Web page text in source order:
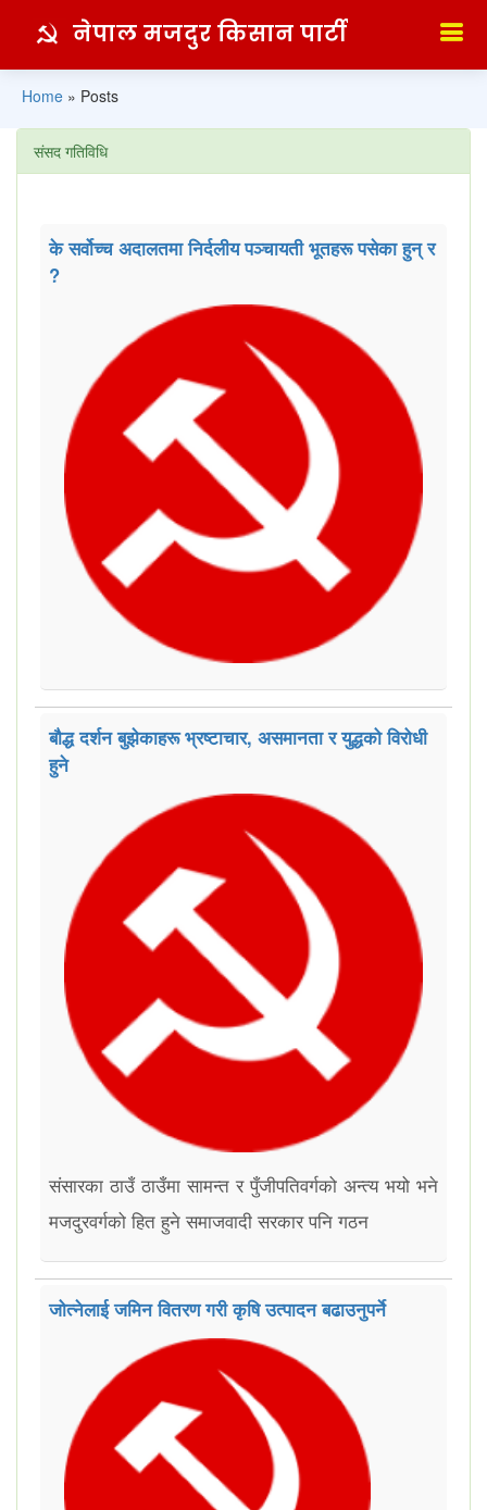
नेपाल मजदुर किसान पार्टी
Home » Posts
संसद गतिविधि
के सर्वोच्च अदालतमा निर्दलीय पञ्चायती भूतहरू पसेका हुन् र
?
बौद्ध दर्शन बुझेकाहरू भ्रष्टाचार, असमानता र युद्धको विरोधी
हुने
संसारका ठाउँ ठाउँमा सामन्त र पुँजीपतिवर्गको अन्त्य भयो भने
मजदुरवर्गको हित हुने समाजवादी सरकार पनि गठन
जोत्नेलाई जमिन वितरण गरी कृषि उत्पादन बढाउनुपर्ने